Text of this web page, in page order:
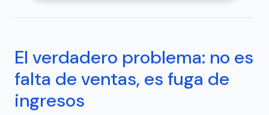
El verdadero problema: no es
falta de ventas, es fuga de
ingresos